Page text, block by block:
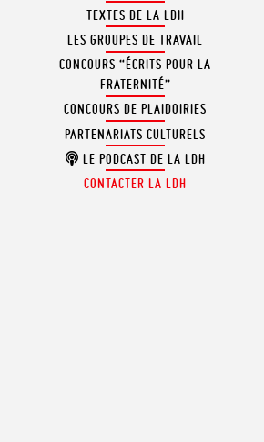
TEXTES DE LA LDH
LES GROUPES DE TRAVAIL
CONCOURS “ÉCRITS POUR LA
FRATERNITÉ”
CONCOURS DE PLAIDOIRIES
PARTENARIATS CULTURELS
LE PODCAST DE LA LDH
CONTACTER LA LDH